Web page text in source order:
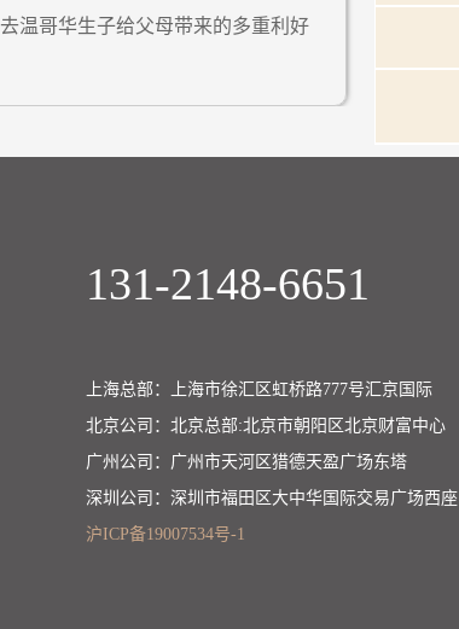
去温哥华生子给父母带来的多重利好
131-2148-6651
上海总部：上海市徐汇区虹桥路777号汇京国际
北京公司：北京总部:北京市朝阳区北京财富中心
广州公司：广州市天河区猎德天盈广场东塔
深圳公司：深圳市福田区大中华国际交易广场西座
沪ICP备19007534号-1